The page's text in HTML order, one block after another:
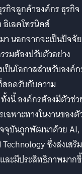
กิจลูกค้าองค์กร ธุรกิจ
เลคโทรนิคส์
นอกจากจะเป็นปัจจัย
รมต้องปรับตัวอย่าง
นโอกาสสำหรับองค์
อดรับกับความ
งนี้ องค์กรต้องมีตัวช่
ฉพาะทางในงานของตั
จจุบันถูกพัฒนาด้วย AI,
ซึ่งส่งเสริม
ละมีประสิทธิภาพมาก